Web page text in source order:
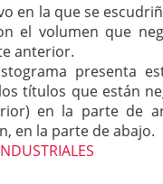
en la que se
el volumen que
anterior.
presenta
títulos que están
en la parte de
en la parte de abajo.